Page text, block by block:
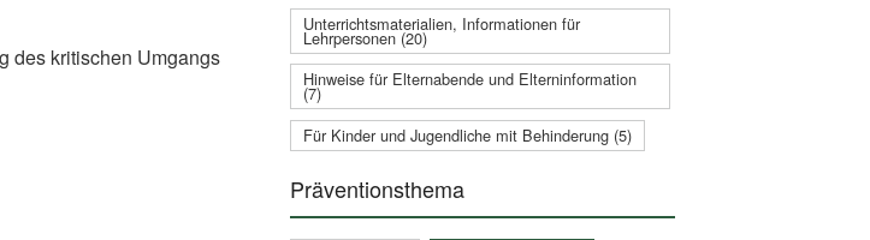
des kritischen Umgangs
Unterrichtsmaterialien, Informationen für
Lehrpersonen (20)
Hinweise für Elternabende und Elterninformation
(7)
Für Kinder und Jugendliche mit Behinderung (5)
Präventionsthema